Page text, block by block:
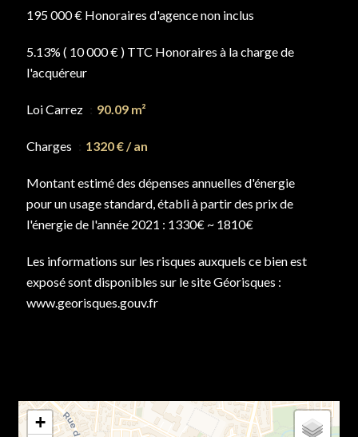
195 000 € Honoraires d'agence non inclus
5.13% ( 10 000 € ) TTC Honoraires à la charge de
l'acquéreur
Loi Carrez 90.09 m²
Charges 1320 € / an
Montant estimé des dépenses annuelles d'énergie
pour un usage standard, établi à partir des prix de
l'énergie de l'année 2021 : 1330€ ~ 1810€
Les informations sur les risques auxquels ce bien est
exposé sont disponibles sur le site Géorisques :
www.georisques.gouv.fr
+